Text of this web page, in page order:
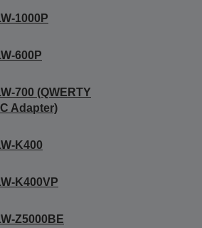
1000P
600P
700 (QWERTY
Adapter)
K400
K400VP
Z5000BE